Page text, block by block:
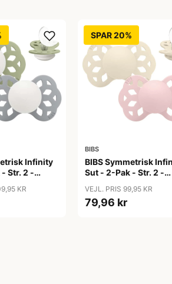
Infinity
Str. 2 -
KR
SPAR 20%
BIBS
BIBS Symmetrisk
Sut - 2-Pak - Str. 2 -
VEJL. PRIS 99,95 KR
79,96 kr